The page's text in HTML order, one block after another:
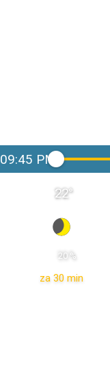
09:45 PM
za 30 min
22°
20 %